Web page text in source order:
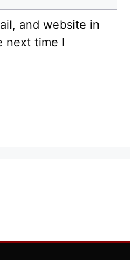
and website in
next time I